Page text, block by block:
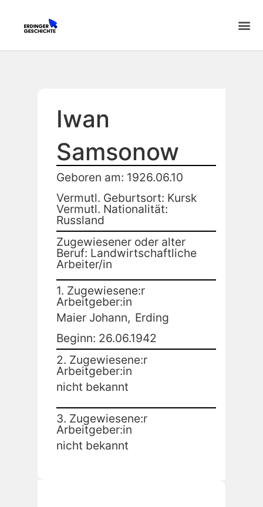
Iwan
Samsonow
Geboren am: 1926.06.10
Vermutl. Geburtsort: Kursk
Vermutl. Nationalität:
Russland
Zugewiesener oder alter
Beruf: Landwirtschaftliche
Arbeiter/in
1. Zugewiesene:r
Arbeitgeber:in
Maier Johann, Erding
Beginn: 26.06.1942
2. Zugewiesene:r
Arbeitgeber:in
nicht bekannt
3. Zugewiesene:r
Arbeitgeber:in
nicht bekannt